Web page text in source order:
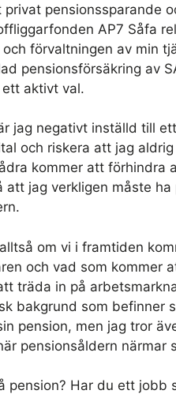
privat pensionssparande
AP7 Såfa
förvaltningen av min
pensionsförsäkring av
aktivt val.
jag negativt inställd till
och riskera att jag
kommer att förhindra
att jag verkligen måste
om vi i framtiden
och vad som kommer
träda in på
bakgrund som befinner
pension, men jag tror
pensionsåldern närmar
pension? Har du ett